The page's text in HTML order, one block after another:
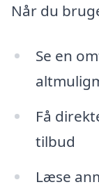
Når du
Se en
Få
tilbud
Læse